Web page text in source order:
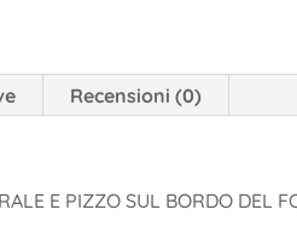
Recensioni (0)
E PIZZO SUL BORDO DEL